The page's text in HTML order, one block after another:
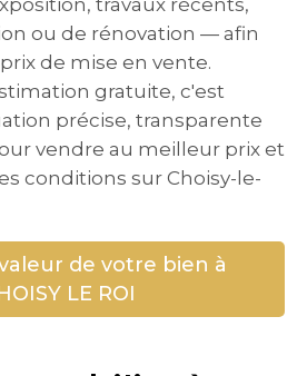
ou de rénovation — afin
de mise en vente.
gratuite, c'est
précise, transparente
vendre au meilleur prix et
conditions sur Choisy-le-
de votre bien à
LE ROI